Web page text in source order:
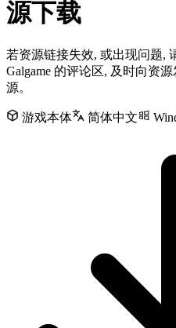
源下载
若资源链接失效, 或出现问题,
Galgame 的评论区, 及时向资
源。
游戏本体 简体中文